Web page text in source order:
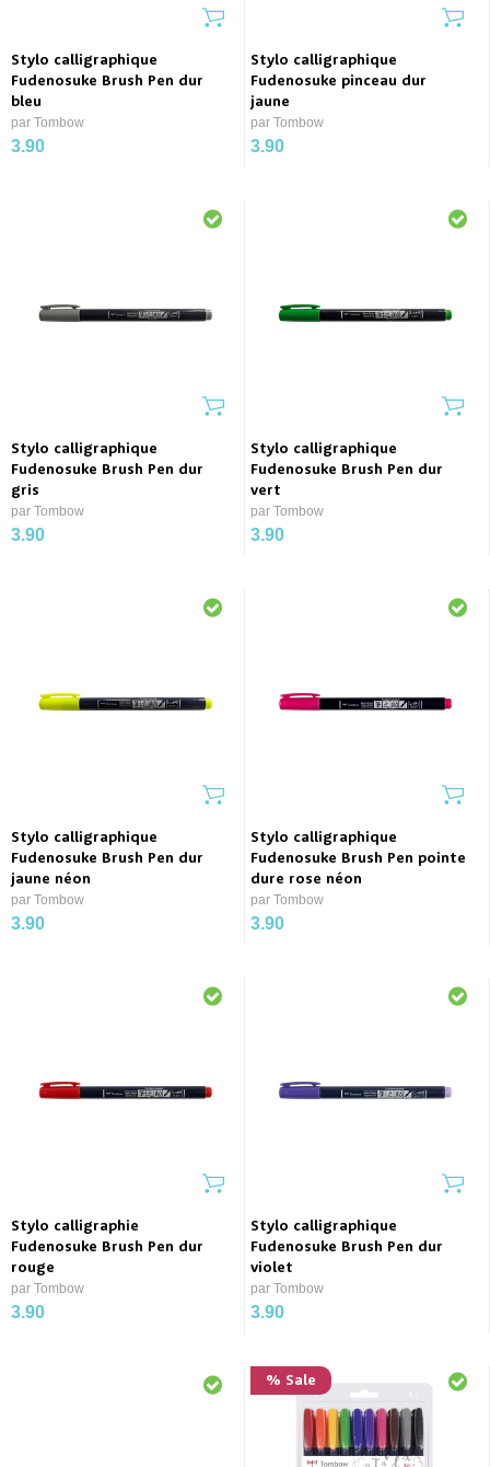
Stylo calligraphique
Fudenosuke Brush Pen dur
bleu
par Tombow
3.90
Stylo calligraphique
Fudenosuke pinceau dur
jaune
par Tombow
3.90
Stylo calligraphique
Fudenosuke Brush Pen dur
gris
par Tombow
3.90
Stylo calligraphique
Fudenosuke Brush Pen dur
vert
par Tombow
3.90
Stylo calligraphique
Fudenosuke Brush Pen dur
jaune néon
par Tombow
3.90
Stylo calligraphique
Fudenosuke Brush Pen pointe
dure rose néon
par Tombow
3.90
Stylo calligraphie
Fudenosuke Brush Pen dur
rouge
par Tombow
3.90
Stylo calligraphique
Fudenosuke Brush Pen dur
violet
par Tombow
3.90
% Sale